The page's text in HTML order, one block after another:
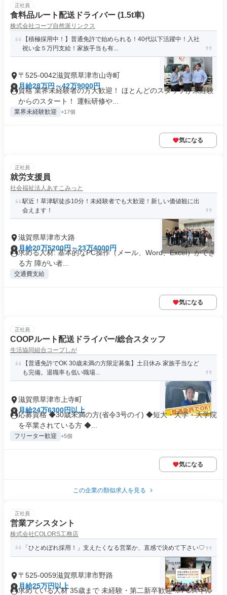
正社員
食料品ルート配送ドライバー (1.5t車)
株式会社コープ自然派リンクス
【積極採用中！】普通免許で始められる！40代以下活躍中！入社
祝い金５万円支給！家族手当も有...
〒525-0042滋賀県草津市山寺町
月給28万円～42万9000円
資格 業界未経験者の方大歓迎！ ほとんどのスタッフが未経験
からのスタート！ 運転研修や...
業界未経験歓迎 +17個
気になる
正社員
就労支援員
社会福祉法人あすこみっと
駅近！草津駅徒歩10分！未経験者でも大歓迎！新しい価値観に出
会えます！
滋賀県草津市大路
月給20万5200円～23万4000円
求める人材: 基本的なPC操作（メール、Word、Excel）ができ
る方 障がい者...
交通費支給
気になる
正社員
COOPルート配送ドライバー/総合スタッフ
生活協同組合コープしが
【普通免許でOK 30歳未満の方限定募集】土日休み 家族手当など
も完備。退職率も低い職場...
滋賀県草津市上寺町
月給24万6300円以上
応募資格 ◆30歳未満の方(省令3号のイ) ◆短大・大学・大学院
を卒業されている方 ◆...
フリーター歓迎 +5個
気になる
この企業の類似求人を見る
正社員
営業アシスタント
株式会社COLORS工務店
「ひとめぼれ採用！」支えたくなる営業か、直感で決めて下さい♡
〒525-0059滋賀県草津市野路
月給25万円以上
求めている人材 35歳まで 未経験・第二新卒歓迎 ※PCスキル